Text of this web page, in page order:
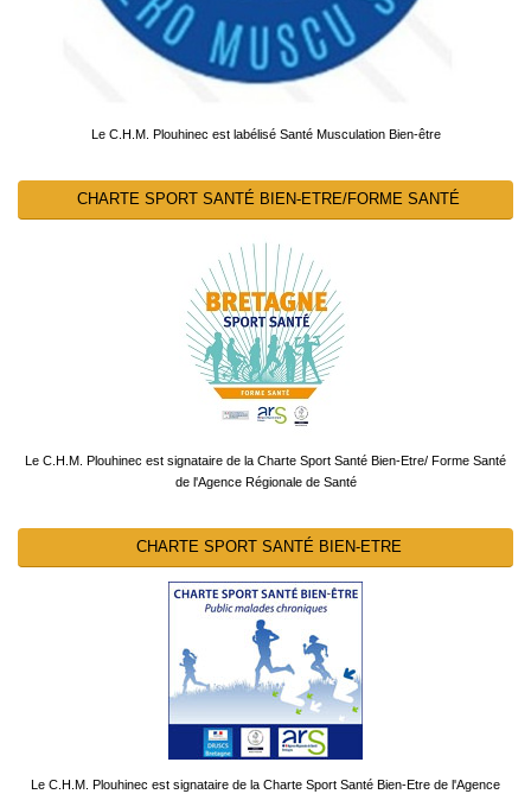
Le C.H.M. Plouhinec est labélisé Santé Musculation Bien-être
CHARTE SPORT SANTÉ BIEN-ETRE/FORME SANTÉ
Le C.H.M. Plouhinec est signataire de la Charte Sport Santé Bien-Etre/ Forme Santé
de l'Agence Régionale de Santé
CHARTE SPORT SANTÉ BIEN-ETRE
Le C.H.M. Plouhinec est signataire de la Charte Sport Santé Bien-Etre de l'Agence